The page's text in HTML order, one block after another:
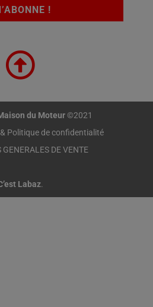
du Moteur©2021
Politique de confidentialité
DE VENTE
Labaz.